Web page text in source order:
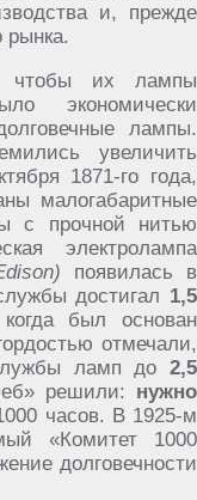
и, прежде
рынка.
чтобы их лампы
экономически
лампы.
увеличить
1871-го года,
малогабаритные
с прочной нитью
электролампа
появилась в
достигал 1,5
был основан
отмечали,
ламп до 2,5
решили: нужно
часов. В 1925-м
«Комитет 1000
долговечности